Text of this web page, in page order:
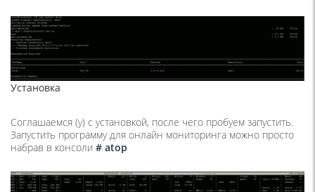
Установка
Соглашаемся (y) с установкой, после чего пробуем запустить.
Запустить программу для онлайн мониторинга можно просто
набрав в консоли # atop